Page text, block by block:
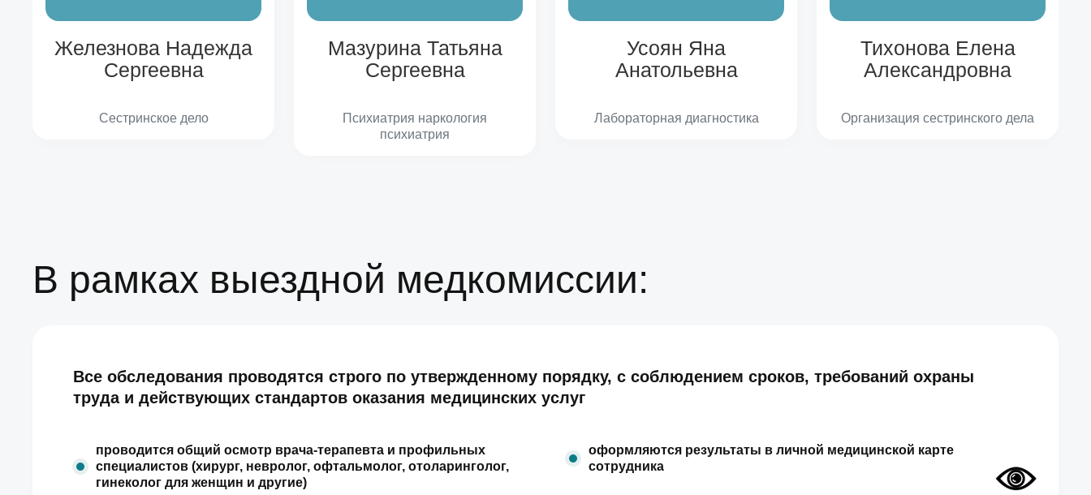
Железнова Надежда
Сергеевна
Сестринское дело
Мазурина Татьяна
Сергеевна
Психиатрия наркология
психиатрия
Усоян Яна
Анатольевна
Лабораторная диагностика
Тихонова Елена
Александровна
Организация сестринского дела
В рамках выездной медкомиссии:
Все обследования проводятся строго по утвержденному порядку, с соблюдением сроков, требований охраны
труда и действующих стандартов оказания медицинских услуг
проводится общий осмотр врача-терапевта и профильных
специалистов (хирург, невролог, офтальмолог, отоларинголог,
гинеколог для женщин и другие)
оформляются результаты в личной медицинской карте
сотрудника